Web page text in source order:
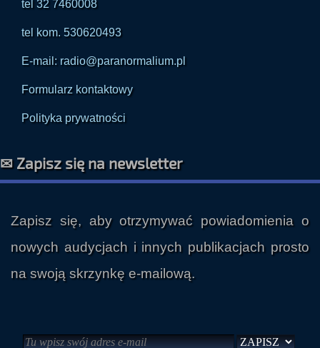
tel 32 7460008
tel kom. 530620493
E-mail: radio@paranormalium.pl
Formularz kontaktowy
Polityka prywatności
✉ Zapisz się na newsletter
Zapisz się, aby otrzymywać powiadomienia o
nowych audycjach i innych publikacjach prosto
na swoją skrzynkę e-mailową.